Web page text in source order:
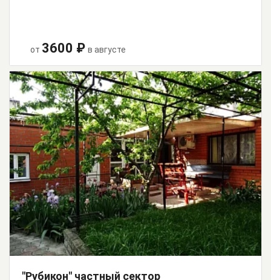
от 3600 ₽ в августе
"Рубикон" частный сектор